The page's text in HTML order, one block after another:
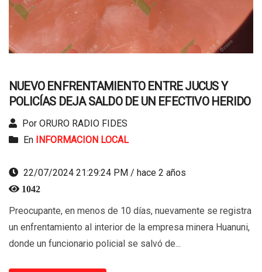
NUEVO ENFRENTAMIENTO ENTRE JUCUS Y
POLICÍAS DEJA SALDO DE UN EFECTIVO HERIDO
Por ORURO RADIO FIDES
En INFORMACION LOCAL
22/07/2024 21:29:24 PM / hace 2 años
1042
Preocupante, en menos de 10 días, nuevamente se registra
un enfrentamiento al interior de la empresa minera Huanuni,
donde un funcionario policial se salvó de...